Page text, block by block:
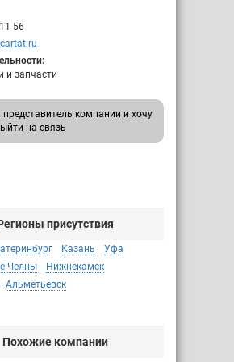
56
и запчасти
представитель компании и хочу
на связь
присутствия
Казань
Уфа
Челны
Нижнекамск
Альметьевск
Похожие компании